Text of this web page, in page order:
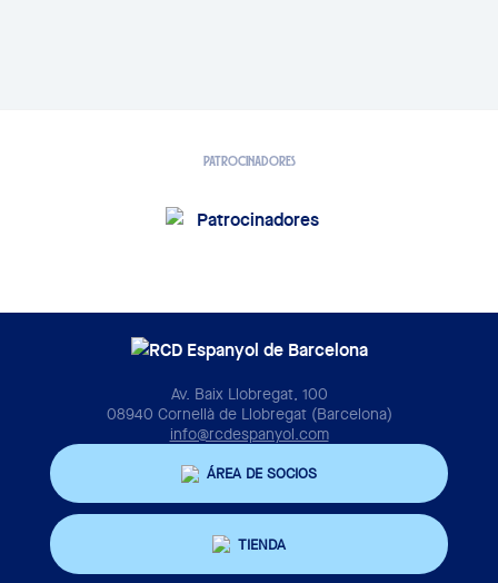
PATROCINADORES
Av. Baix Llobregat, 100
08940 Cornellà de Llobregat (Barcelona)
info@rcdespanyol.com
ÁREA DE SOCIOS
TIENDA